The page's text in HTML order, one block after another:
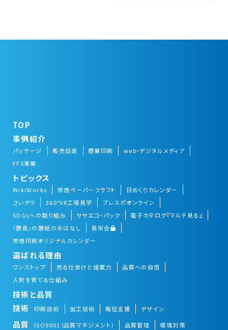
TOP
事例紹介
パッケージ 販売促進 商業印刷
web・デジタルメディア
FFS事業
トピックス
WikiWorks 笹徳ペーパークラフト
日めくりカレンダー
さいデラ
360°VR工場見学
プレスポオンライン
SDGsへの取り組み
ササエコ・パック
電子カタログ『マルチ見る』
「唐長」の唐紙のおはなし
長栄会
笹徳印刷オリジナルカレンダー
選ばれる理由
ワンストップ 売る仕掛けと提案力
品質への自信
人財を育てる仕組み
技術と品質
技術
印刷技術 加工技術 販促支援 デザイン
品質 ISO9001（品質マネジメント） 品質管理 環境対策